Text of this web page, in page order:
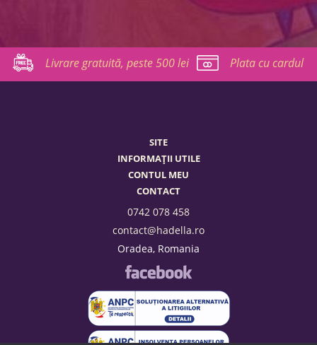
Livrare gratuită, peste 500 lei Plata cu cardul
SITE
INFORMAȚII UTILE
CONTUL MEU
CONTACT
0742 078 458
contact@hadella.ro
Oradea, Romania